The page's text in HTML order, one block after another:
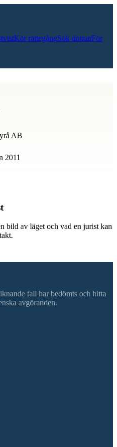
Kör rättegångSök domarFör
AB
2011
bild av läget och vad en jurist kan
fall har bedömts och hitta
avgöranden.